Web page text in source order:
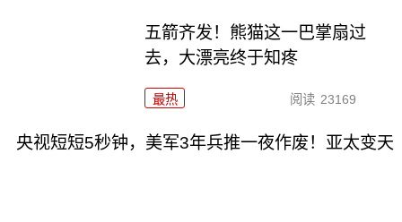
五箭齐发！熊猫这一巴掌扇过
去，大漂亮终于知疼
最热 阅读 23169
央视短短5秒钟，美军3年兵推一夜作废！亚太变天